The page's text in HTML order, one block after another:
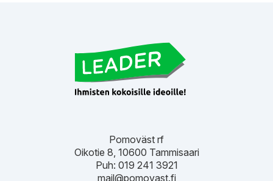
Pomoväst rf
Oikotie 8, 10600 Tammisaari
Puh: 019 241 3921
mail@pomovast.fi